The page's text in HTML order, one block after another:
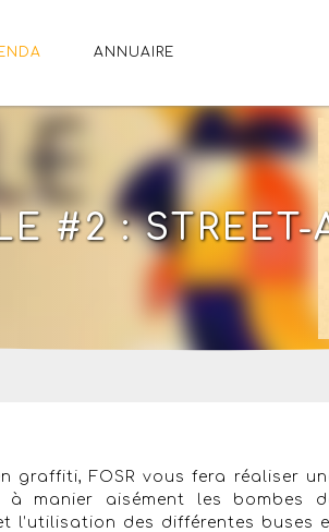
ANNUAIRE
#2 : STREET-
graffiti, FOSR vous fera réaliser
manier aisément les bombes
l’utilisation des différentes buses